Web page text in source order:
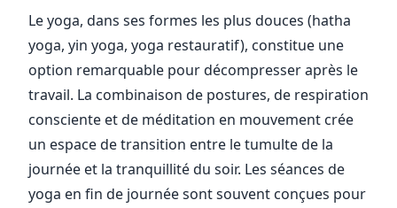
Le yoga, dans ses formes les plus douces (hatha
yoga, yin yoga, yoga restauratif), constitue une
option remarquable pour décompresser après le
travail. La combinaison de postures, de respiration
consciente et de méditation en mouvement crée
un espace de transition entre le tumulte de la
journée et la tranquillité du soir. Les séances de
yoga en fin de journée sont souvent conçues pour